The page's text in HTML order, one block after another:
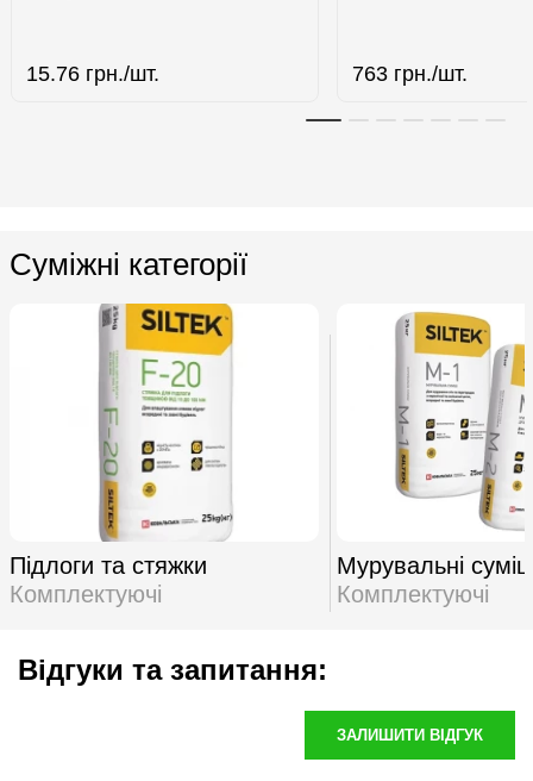
15.76 грн./шт. 763 грн./шт.
Суміжні категорії
Підлоги та стяжки
Комплектуючі
Мурувальні
Комплектуючі
Відгуки та запитання:
ЗАЛИШИТИ ВІДГУК